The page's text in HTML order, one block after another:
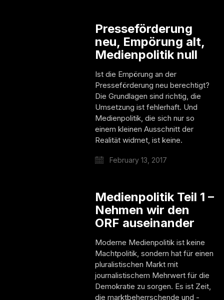
Presseförderung
neu, Empörung alt,
Medienpolitik null
Ist die Empörung an der
Presseförderung neu berechtigt?
Die Grundlagen sind richtig, die
Umsetzung ist fehlerhaft. Und
Medienpolitik, die sich nur so
einem kleinen Ausschnitt der
Realität widmet, ist keine.
February 13, 2017
Medienpolitik Teil 1 –
Nehmen wir den
ORF auseinander
Moderne Medienpolitik ist keine
Machtpolitik, sondern hat für einen
pluralistischen Markt mit
journalistischem Mehrwert für die
Demokratie zu sorgen. Es ist Zeit,
die marktbeherrschende und -